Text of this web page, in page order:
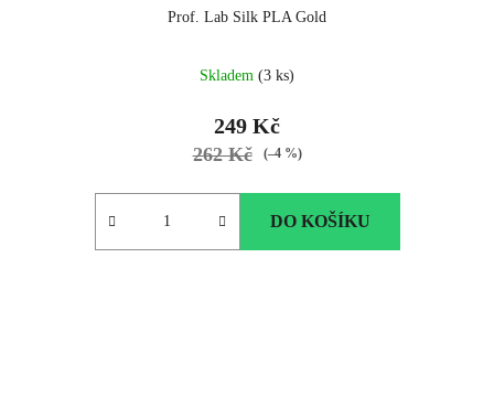
Prof. Lab Silk PLA Gold
Skladem (3 ks)
249 Kč
262 Kč (–4 %)
DO KOŠÍKU